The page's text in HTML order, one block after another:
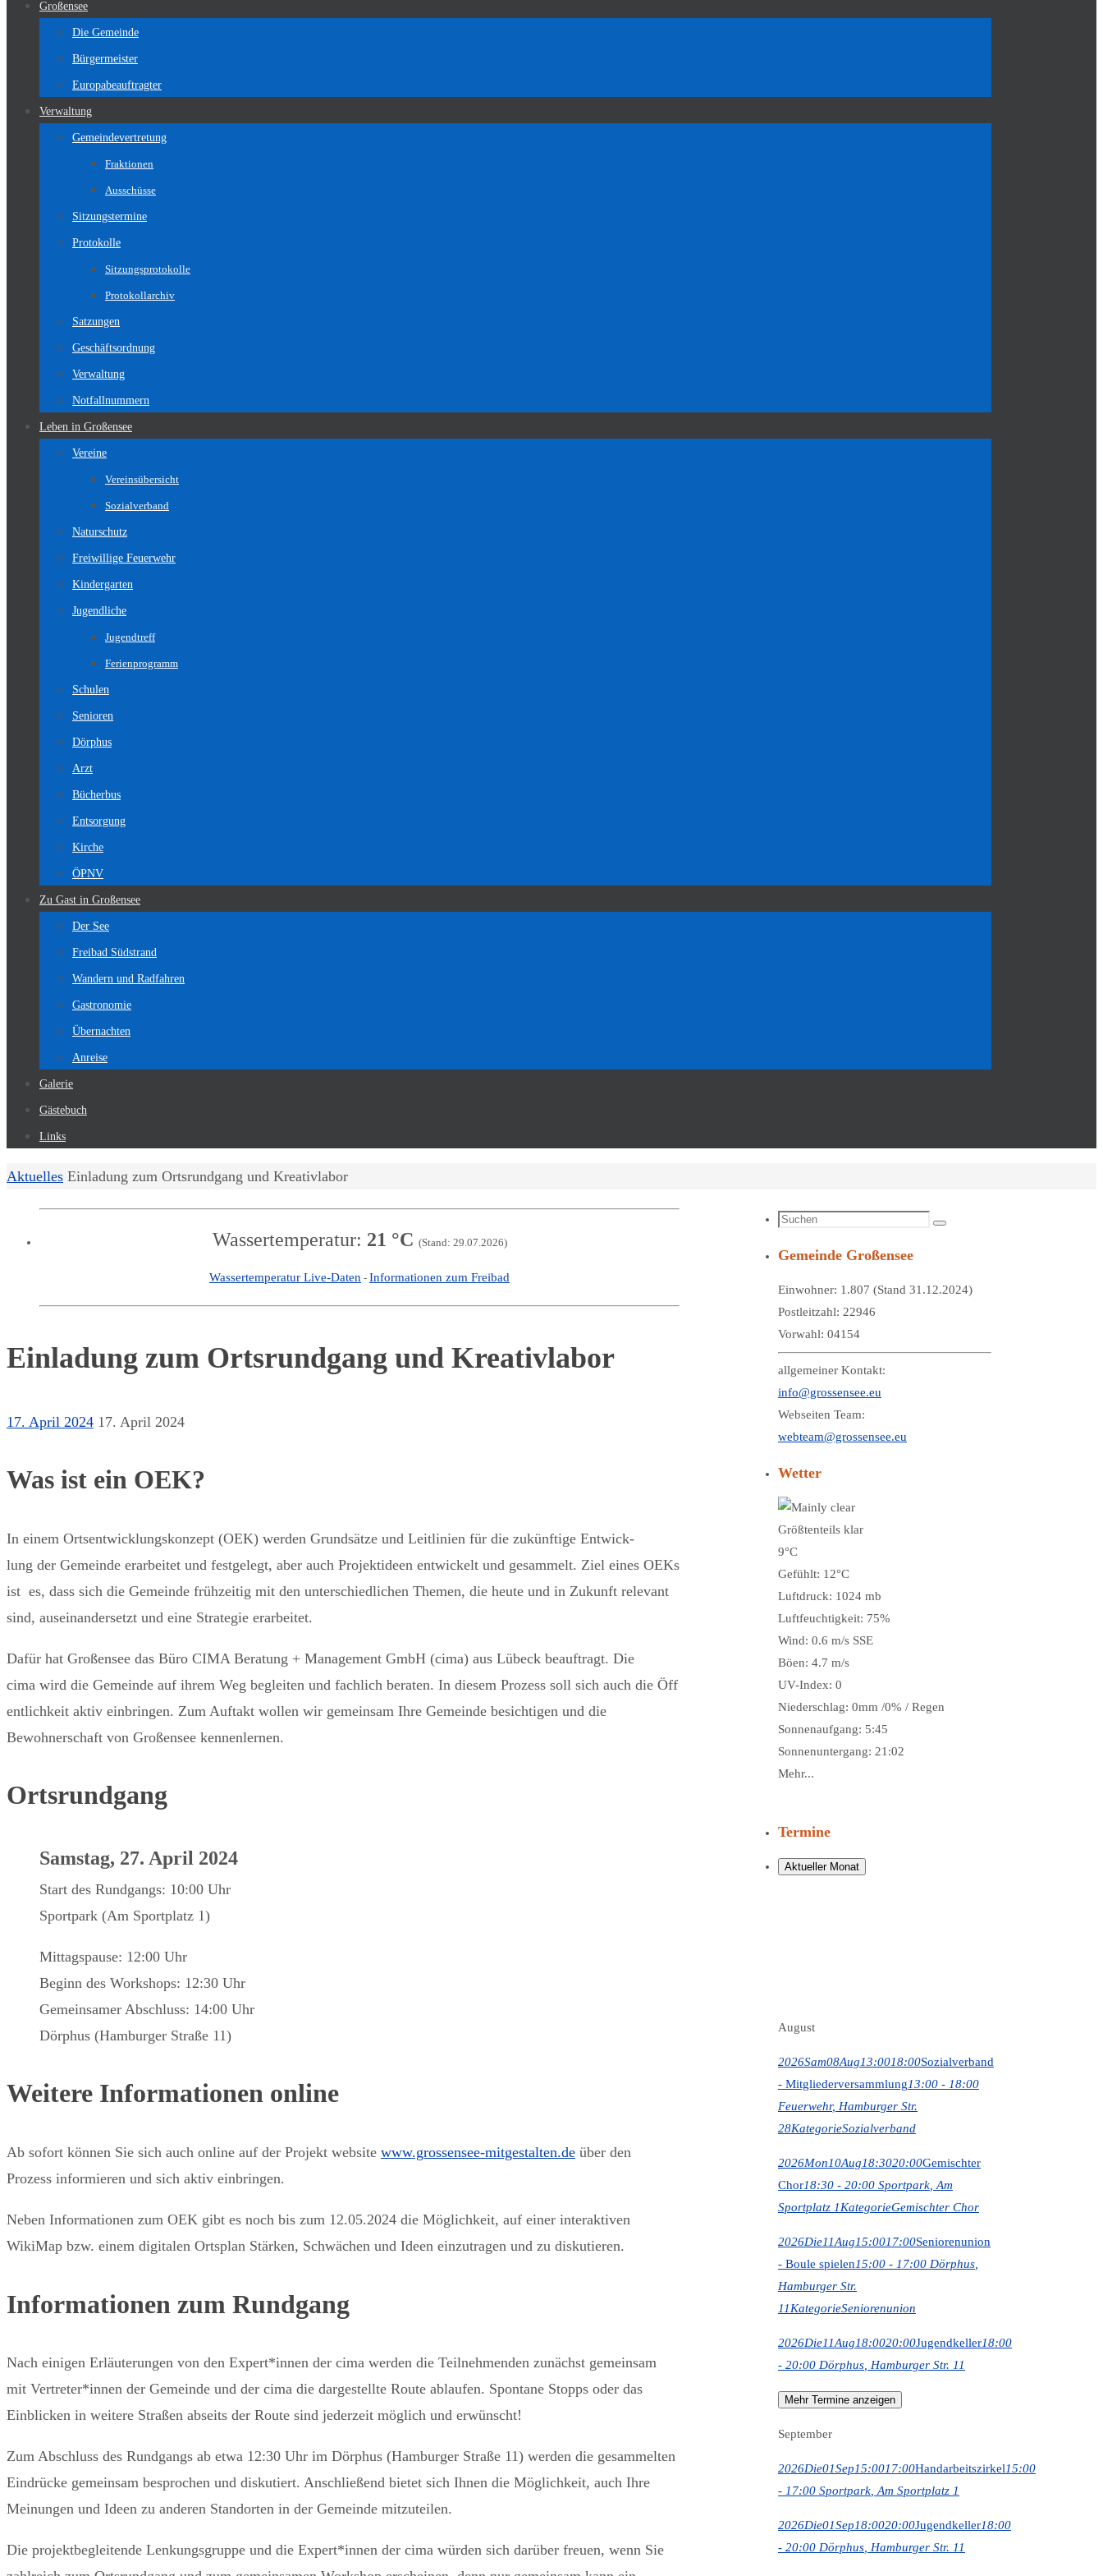
Großensee
Die Gemeinde
Bürgermeister
Europabeauftragter
Verwaltung
Gemeindevertretung
Fraktionen
Ausschüsse
Sitzungstermine
Protokolle
Sitzungsprotokolle
Protokollarchiv
Satzungen
Geschäftsordnung
Verwaltung
Notfallnummern
Leben in Großensee
Vereine
Vereinsübersicht
Sozialverband
Naturschutz
Freiwillige Feuerwehr
Kindergarten
Jugendliche
Jugendtreff
Ferienprogramm
Schulen
Senioren
Dörphus
Arzt
Bücherbus
Entsorgung
Kirche
ÖPNV
Zu Gast in Großensee
Der See
Freibad Südstrand
Wandern und Radfahren
Gastronomie
Übernachten
Anreise
Galerie
Gästebuch
Links
Start
Aktuelles Einladung zum Ortsrundgang und Kreativlabor
Wassertemperatur: 21 °C (Stand: 29.07.2026)
Wassertemperatur Live-Daten - Informationen zum Freibad
Einladung zum Ortsrundgang und Kreativlabor
17. April 2024 17. April 2024
Was ist ein OEK?
In einem Ortsentwicklungskonzept (OEK) werden Grundsätze und Leitlinien für die zukünftige Entwick-
lung der Gemeinde erarbeitet und festgelegt, aber auch Projektideen entwickelt und gesammelt. Ziel eines OEKs
ist es, dass sich die Gemeinde frühzeitig mit den unterschiedlichen Themen, die heute und in Zukunft relevant
sind, auseinandersetzt und eine Strategie erarbeitet.
Dafür hat Großensee das Büro CIMA Beratung + Management GmbH (cima) aus Lübeck beauftragt. Die
cima wird die Gemeinde auf ihrem Weg begleiten und fachlich beraten. In diesem Prozess soll sich auch die Öff
entlichkeit aktiv einbringen. Zum Auftakt wollen wir gemeinsam Ihre Gemeinde besichtigen und die
Bewohnerschaft von Großensee kennenlernen.
Ortsrundgang
Samstag, 27. April 2024
Start des Rundgangs: 10:00 Uhr
Sportpark (Am Sportplatz 1)
Mittagspause: 12:00 Uhr
Beginn des Workshops: 12:30 Uhr
Gemeinsamer Abschluss: 14:00 Uhr
Dörphus (Hamburger Straße 11)
Weitere Informationen online
Ab sofort können Sie sich auch online auf der Projekt website www.grossensee-mitgestalten.de über den
Prozess informieren und sich aktiv einbringen.
Neben Informationen zum OEK gibt es noch bis zum 12.05.2024 die Möglichkeit, auf einer interaktiven
WikiMap bzw. einem digitalen Ortsplan Stärken, Schwächen und Ideen einzutragen und zu diskutieren.
Informationen zum Rundgang
Nach einigen Erläuterungen von den Expert*innen der cima werden die Teilnehmenden zunächst gemeinsam
mit Vertreter*innen der Gemeinde und der cima die dargestellte Route ablaufen. Spontane Stopps oder das
Einblicken in weitere Straßen abseits der Route sind jederzeit möglich und erwünscht!
Zum Abschluss des Rundgangs ab etwa 12:30 Uhr im Dörphus (Hamburger Straße 11) werden die gesammelten
Eindrücke gemeinsam besprochen und diskutiert. Anschließend bietet sich Ihnen die Möglichkeit, auch Ihre
Meinungen und Ideen zu anderen Standorten in der Gemeinde mitzuteilen.
Die projektbegleitende Lenkungsgruppe und die Expert*innen der cima würden sich darüber freuen, wenn Sie
Suchen
Suchen
Gemeinde Großensee
Einwohner: 1.807 (Stand 31.12.2024)
Postleitzahl: 22946
Vorwahl: 04154
allgemeiner Kontakt:
info@grossensee.eu
Webseiten Team:
webteam@grossensee.eu
Wetter
Größtenteils klar
9°C
Gefühlt: 12°C
Luftdruck: 1024 mb
Luftfeuchtigkeit: 75%
Wind: 0.6 m/s SSE
Böen: 4.7 m/s
UV-Index: 0
Niederschlag: 0mm /0% / Regen
Sonnenaufgang: 5:45
Sonnenuntergang: 21:02
Mehr...
Termine
Aktueller Monat
August
2026Sam08Aug13:0018:00Sozialverband
- Mitgliederversammlung13:00 - 18:00
Feuerwehr, Hamburger Str.
28KategorieSozialverband
2026Mon10Aug18:3020:00Gemischter
Chor18:30 - 20:00 Sportpark , Am
Sportplatz 1KategorieGemischter Chor
2026Die11Aug15:0017:00Seniorenunion
- Boule spielen15:00 - 17:00 Dörphus
Hamburger Str.
11KategorieSeniorenunion
2026Die11Aug18:0020:00Jugendkeller18:00
- 20:00 Dörphus , Hamburger Str. 11
Mehr Termine anzeigen
September
2026Die01Sep15:0017:00Handarbeitszirkel15:00
- 17:00 Sportpark , Am Sportplatz 1
2026Die01Sep18:0020:00Jugendkeller18:00
- 20:00 Dörphus , Hamburger Str. 11